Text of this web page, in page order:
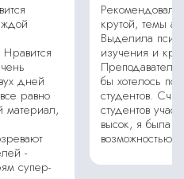
дней
равно
материал,
-
супер-
крутой, темы
Выделила
изучения и
бы хотелось
студентов.
студентов
высок, я была
возможностью